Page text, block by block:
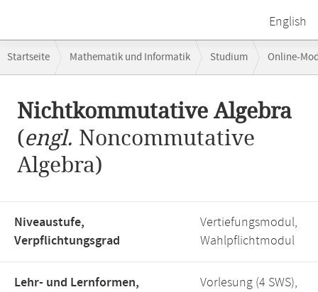
English
Navigation
Startseite Mathematik und Informatik Studium Online-
Nichtkommutative Algebra
(engl. Noncommutative
Algebra)
Niveaustufe,
Verpflichtungsgrad
Vertiefungsmodul,
Wahlpflichtmodul
Lehr- und Lernformen,
Vorlesung (4 SWS),